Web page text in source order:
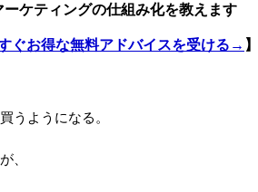
ーケティングの仕組み化を教えます
ぐお得な無料アドバイスを受ける→ 】
うようになる。
、